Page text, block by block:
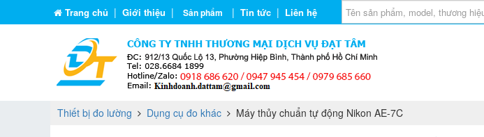
Trang chủ | Giới thiệu | Sản phẩm | Tin tức | Liên hệ
Thiết bị đo lường Dụng cụ đo khác Máy thủy chuẩn tự động Nikon AE-7C